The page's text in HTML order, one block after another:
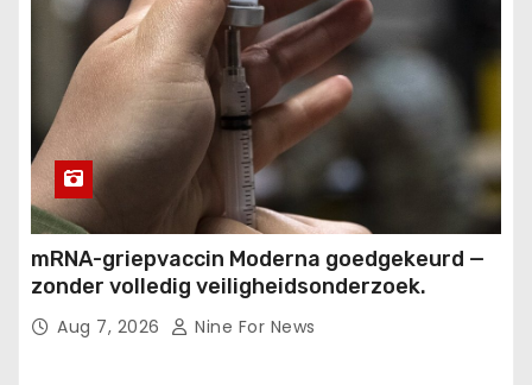
mRNA-griepvaccin Moderna goedgekeurd —
zonder volledig veiligheidsonderzoek.
Aug 7, 2026 Nine For News